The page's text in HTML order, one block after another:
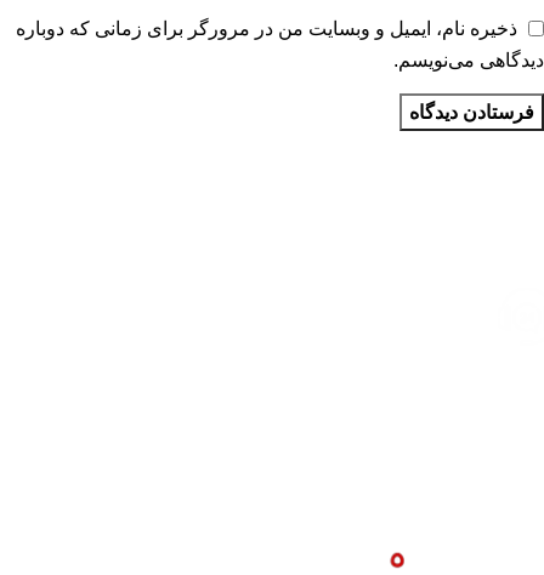
ذخیره نام، ایمیل و وبسایت من در مرورگر برای زمانی که دوباره
دیدگاهی می‌نویسم.